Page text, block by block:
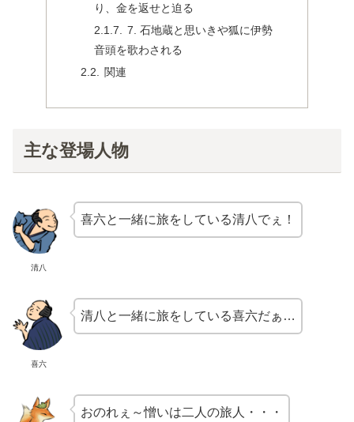
り、金を返せと迫る
7. 石地蔵と思いきや狐に伊勢
音頭を歌わされる
関連
主な登場人物
清八
喜六と一緒に旅をしている清八でぇ！
喜六
清八と一緒に旅をしている喜六だぁ…
おのれぇ～憎いは二人の旅人・・・